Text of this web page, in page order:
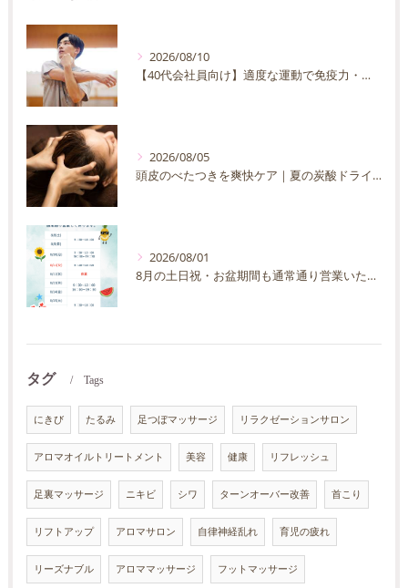
2026/08/10
【40代会社員向け】適度な運動で免疫力・抵抗力の向上を目指す方法｜忙しくても続く運動習慣
2026/08/05
頭皮のべたつきを爽快ケア｜夏の炭酸ドライヘッドスパ完全ガイド
2026/08/01
8月の土日祝・お盆期間も通常通り営業いたします
タグ Tags
にきび たるみ 足つぼマッサージ リラクゼーションサロン
アロマオイルトリートメント 美容 健康 リフレッシュ
足裏マッサージ ニキビ シワ ターンオーバー改善 首こり
リフトアップ アロマサロン 自律神経乱れ 育児の疲れ
リーズナブル アロママッサージ フットマッサージ